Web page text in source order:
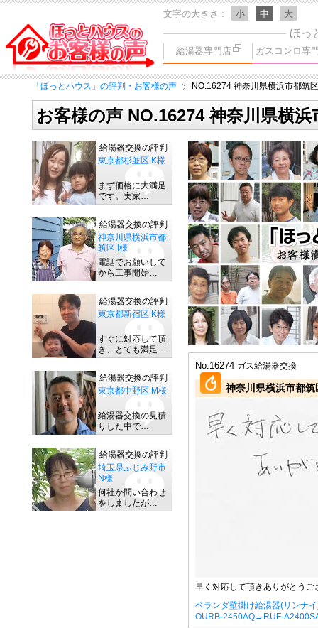
文字の大きさ 小 中 大
ほっ
給湯器専門店 ガスコンロ専
「ほっとハウス」の評判・お客様の声 NO.16274 神奈川県横浜市都筑
お客様の声 NO.16274 神奈川県横浜
No.16274 ガス給湯器交換
神奈川県横浜市都筑
早く対応して頂きありがとうご
ベランダ壁掛け給湯器(リンナ
OURB-2450AQ→RUF-
給湯器交換の評判
東京都杉並区 K様
まず価格に大満足
です。実家…
給湯器交換の評判
神奈川県横浜市都
筑区 I様
電話でお願いして
から工事開始…
給湯器交換の評判
東京都新宿区 K様
すぐに対応して頂
き、とても満足…
給湯器交換の評判
東京都中野区 M様
給湯器交換の見積
りした中で…
給湯器交換の評判
埼玉県ふじみ野市
N様
何社か問い合わせ
をしましたが…